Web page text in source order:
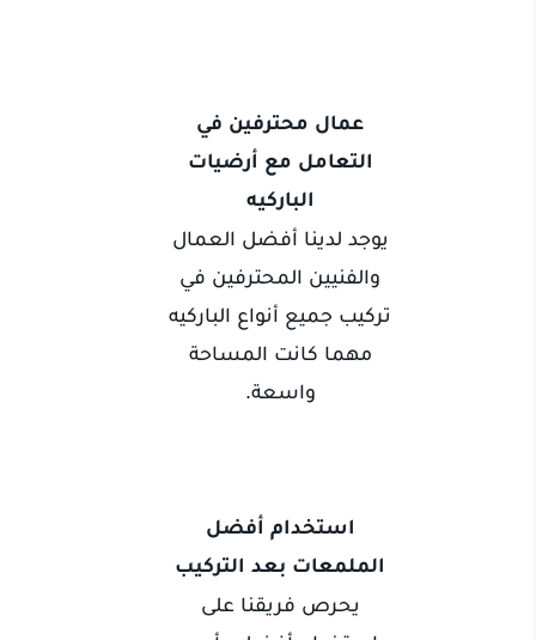
عمال محترفين في
التعامل مع أرضيات
الباركيه
يوجد لدينا أفضل العمال
والفنيين المحترفين في
تركيب جميع أنواع الباركيه
مهما كانت المساحة
واسعة.
استخدام أفضل
الملمعات بعد التركيب
يحرص فريقنا على